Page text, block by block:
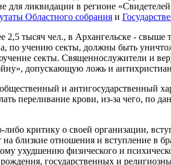
для ликвидации в регионе
Областного собрания и
2,5 тысяч чел., в Архангельске -
учению секты, должны быть
секты. Священнослужители и
допускающую ложь и
и антигосударственный
переливание крови, из-за чего, по
критику о своей организации,
близкие отношения и вступление в
ухудшению физического и
государственных и